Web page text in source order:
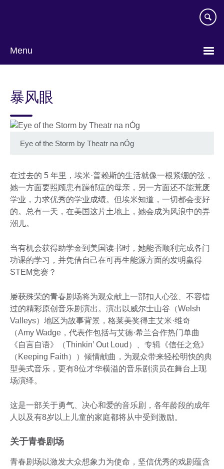
Menu
language
暴风眼
Eye of the Storm by Theatr na nÓg
在过去的 5 年里，埃米·普赖斯的生活就像一根紧绷的弦，
她一方面要照顾患有躁郁症的母亲，另一方面还不能荒废
学业，力求优秀的学业成绩。但埃米知道，一切都会变好
的。总有一天，在美国这片土地上，她会成为风浪中的弄
潮儿。
当有机会获得助学金到美国读书时，她能否顺利完成各门
功课的学习，并凭借自己在可再生能源方面的发明赢得
STEM竞赛？
屡获殊荣的青春剧场将为观众献上一部扣人心弦、不容错
过的精彩原创音乐剧演出。演出以威尔士山谷（Welsh
Valleys）地区为故事背景，格莱美奖得主艾米·维奇
（Amy Wadge，代表作包括与艾德·希兰合作热门单曲
《自言自语》（Thinkin’ Out Loud）、专辑《信任之危》
（Keeping Faith））倾情献曲，为观众带来轻松明快的典
型美式音乐，更有8位才华横溢的音乐剧演员在舞台上现
场演绎。
这是一部关于勇气、决心和爱的音乐剧，各年龄段的成年
人以及有8岁以上儿童的家庭都将从中受到激励。
关于青春剧场
青春剧场以激发大众想象力为使命，坚信优秀的戏剧蕴含